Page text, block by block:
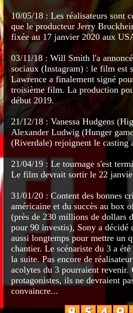
10/05/18 : Les réalisateurs sont
que le producteur Jerry
fixée au 17 janvier 2020 aux
03/11/18 : Will Smith l'a
sociaux (Instagram) : le film est
Lawrence a finalement signé
troisième film. La production
début 2019.
21/12/18 : Vanessa Hudgens
Alexander Ludwig (Hunger
(Riverdale) rejoignent le casting
21/04/19 : Le tournage s'est
Le film devrait sortir le 22
31/01/20 : Content des bonnes
américaine et du succès au box
(près de 230 millions de dollars
pour 90 investis), Sony a décidé
aussi longtemps pour mettre un
chantier. Le scénariste du 3 a
la suite. Pas encore de
acolytes du 3 pourraient revenir.
protagonistes, ils ne devraient
convaincre...